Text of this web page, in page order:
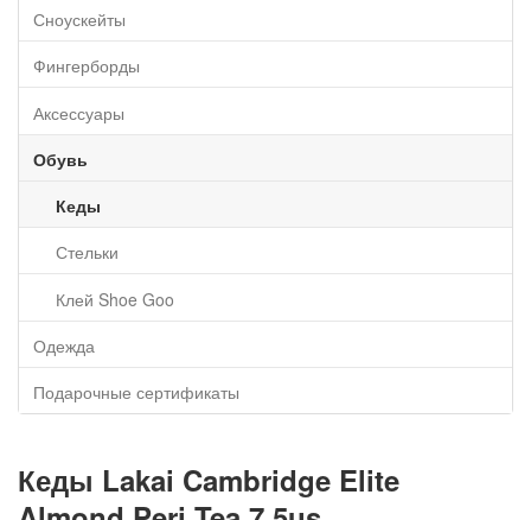
Сноускейты
Фингерборды
Аксессуары
Обувь
Кеды
Стельки
Клей Shoe Goo
Одежда
Подарочные сертификаты
Кеды Lakai Cambridge Elite